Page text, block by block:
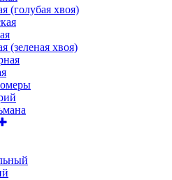
(голубая хвоя)
(зеленая хвоя)